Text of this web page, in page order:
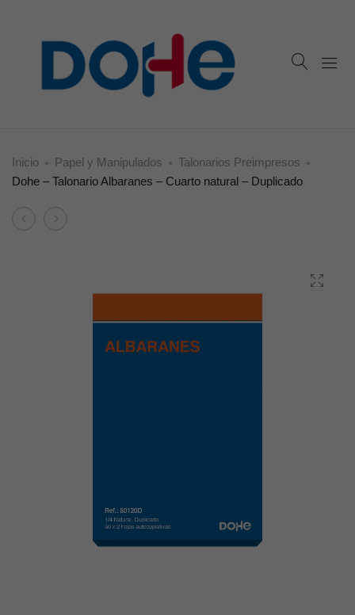
Inicio Papel y Manipulados
Talonarios Preimpresos
Dohe – Talonario Albaranes – Cuarto natural – Duplicado
Product
Dohe
Llamadas
Dohe
Albaranes